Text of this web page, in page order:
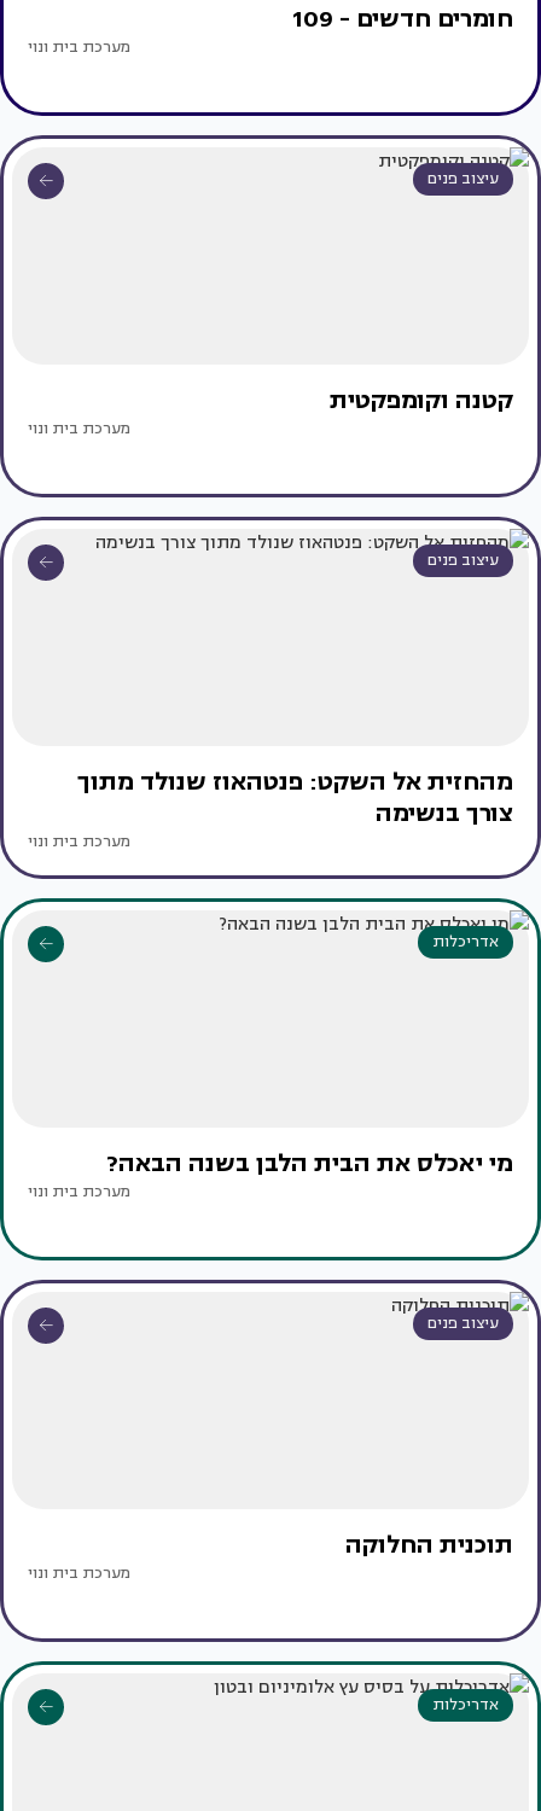
חומרים חדשים - 109
מערכת בית ונוי
עיצוב פנים
קטנה וקומפקטית
מערכת בית ונוי
עיצוב פנים
מהחזית אל השקט: פנטהאוז שנולד מתוך
צורך בנשימה
מערכת בית ונוי
אדריכלות
מי יאכלס את הבית הלבן בשנה הבאה?
מערכת בית ונוי
עיצוב פנים
תוכנית החלוקה
מערכת בית ונוי
אדריכלות